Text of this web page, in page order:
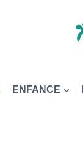
ENFANCE